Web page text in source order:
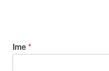
Ime*